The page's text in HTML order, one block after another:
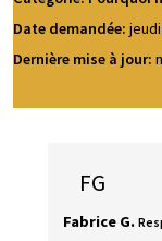
Date demandée:
Dernière mise à jour:
FG
Fabrice G.